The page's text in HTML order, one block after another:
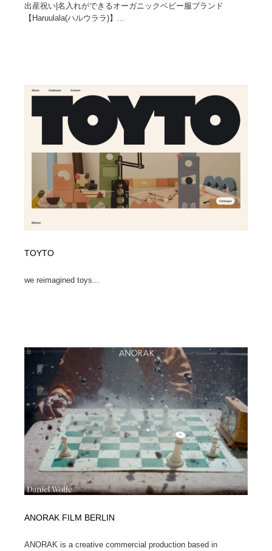
出産祝い|名入れができるオーガニックベビー服ブランド
【Haruulala(ハルウララ)】...
TOYTO
we reimagined toys...
ANORAK FILM BERLIN
ANORAK is a creative commercial production based in